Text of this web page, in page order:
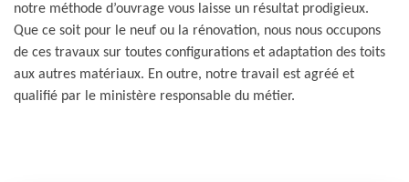
notre méthode d’ouvrage vous laisse un résultat prodigieux.
Que ce soit pour le neuf ou la rénovation, nous nous occupons
de ces travaux sur toutes configurations et adaptation des toits
aux autres matériaux. En outre, notre travail est agréé et
qualifié par le ministère responsable du métier.